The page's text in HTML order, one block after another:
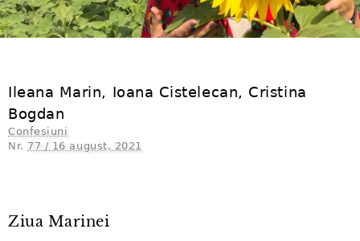
Ileana Marin, Ioana Cistelecan, Cristina
Bogdan
Confesiuni
Nr. 77 / 16 august, 2021
Ziua Marinei